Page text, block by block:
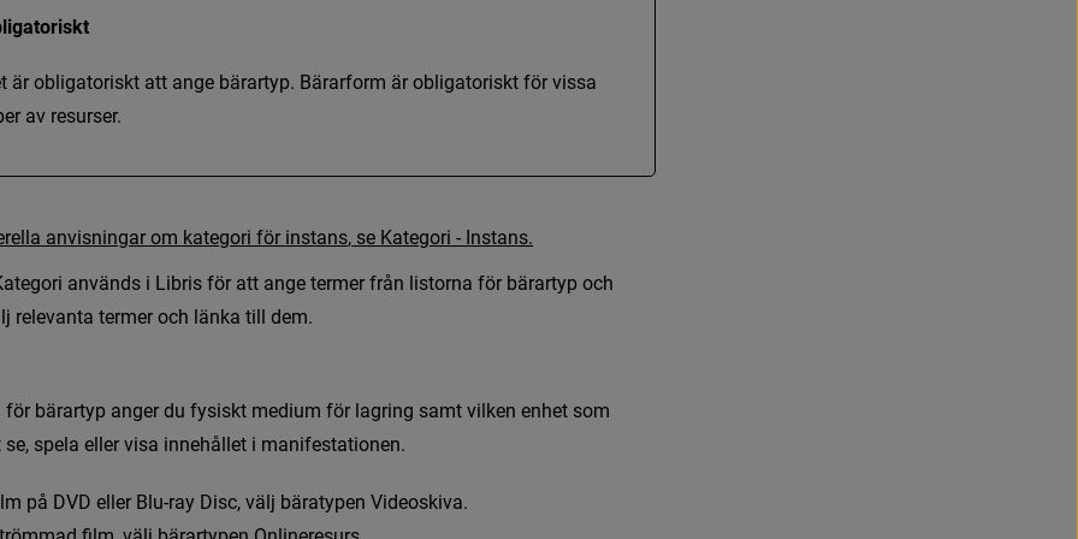
Libris
t är obligatoriskt att ange bärartyp. Bärarform är obligatoriskt för vissa
er av resurser.
rella anvisningar om kategori för instans, se Kategori - Instans.
ategori används i Libris för att ange termer från listorna för bärartyp och
lj relevanta termer och länka till dem.
för bärartyp anger du fysiskt medium för lagring samt vilken enhet som
se, spela eller visa innehållet i manifestationen.
lm på DVD eller Blu-ray Disc, välj bäratypen Videoskiva.